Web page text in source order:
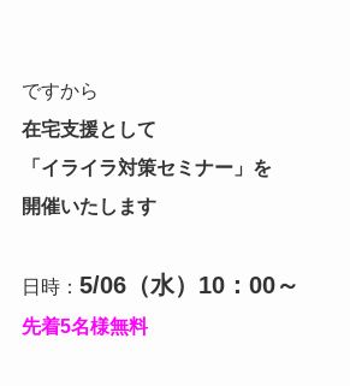
ですから
在宅支援として
「イライラ対策セミナー」を
開催いたします
日時： 5/06（水）10：00～
先着5名様無料